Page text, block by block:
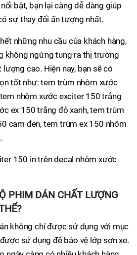
bật, bạn lại càng dễ dàng giúp
sự thay đổi ấn tượng nhất.
những nhu cầu của khách hàng,
không ngừng tung ra thị trường
cao. Hiện nay, bạn sẽ có
tốt như: tem trùm nhôm xước
nhôm xước exciter 150 trắng
ex 150 trắng đỏ xanh, tem trùm
cam đen, tem trùm ex 150 nhôm
PHIM DÁN CHẤT LƯỢNG
không chỉ được sử dụng với mục
sử dụng để bảo vệ lớp sơn xe.